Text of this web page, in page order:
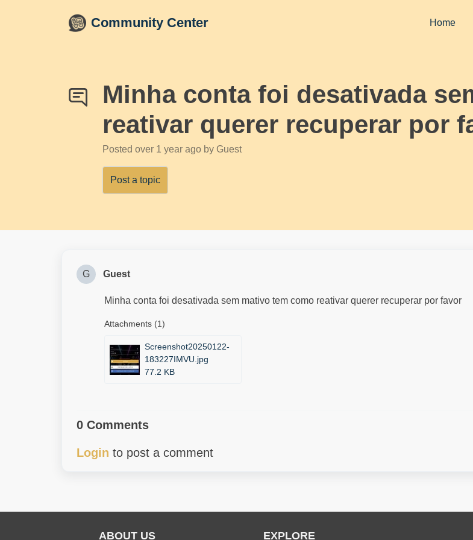
Community Center Home
Minha conta foi desativada
reativar querer recuperar por
Posted over 1 year ago by Guest
Post a topic
G Guest
Minha conta foi desativada sem mativo tem como reativar querer recuperar por favor
Attachments (1)
Screenshot20250122-
183227IMVU.jpg
77.2 KB
0 Comments
Login to post a comment
ABOUT US EXPLORE